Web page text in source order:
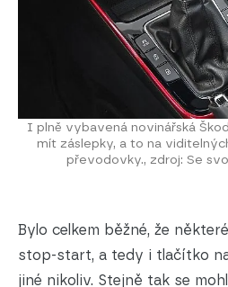
I plně vybavená novinářská
mít záslepky, a to na
převodovky., zdroj: Se
Bylo celkem běžné, že
stop-start, a tedy i tlačítko
jiné nikoliv. Stejně tak se